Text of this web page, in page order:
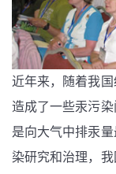
近年来，随着我
造成了一些汞污
是向大气中排汞
染研究和治理，